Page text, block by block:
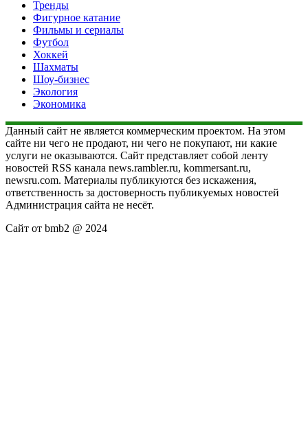
Тренды
Фигурное катание
Фильмы и сериалы
Футбол
Хоккей
Шахматы
Шоу-бизнес
Экология
Экономика
Данный сайт не является коммерческим проектом. На этом
сайте ни чего не продают, ни чего не покупают, ни какие
услуги не оказываются. Сайт представляет собой ленту
новостей RSS канала news.rambler.ru, kommersant.ru,
newsru.com. Материалы публикуются без искажения,
ответственность за достоверность публикуемых новостей
Администрация сайта не несёт.
Сайт от bmb2 @ 2024